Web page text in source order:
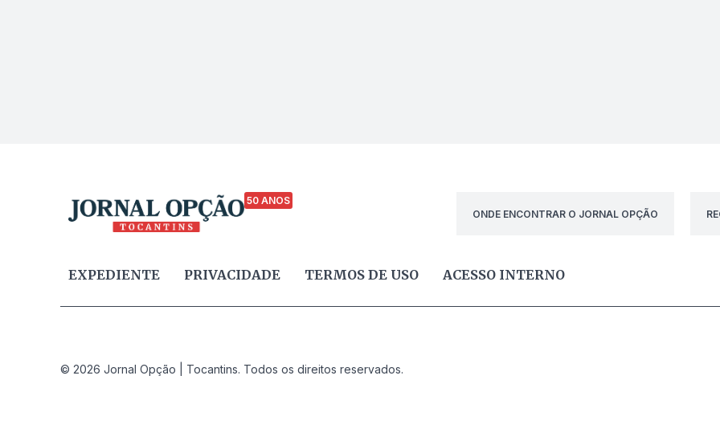
50 ANOS
ONDE ENCONTRAR O JORNAL OPÇÃO
EXPEDIENTE PRIVACIDADE TERMOS DE USO ACESSO INTERNO
© 2026 Jornal Opção | Tocantins. Todos os direitos reservados.